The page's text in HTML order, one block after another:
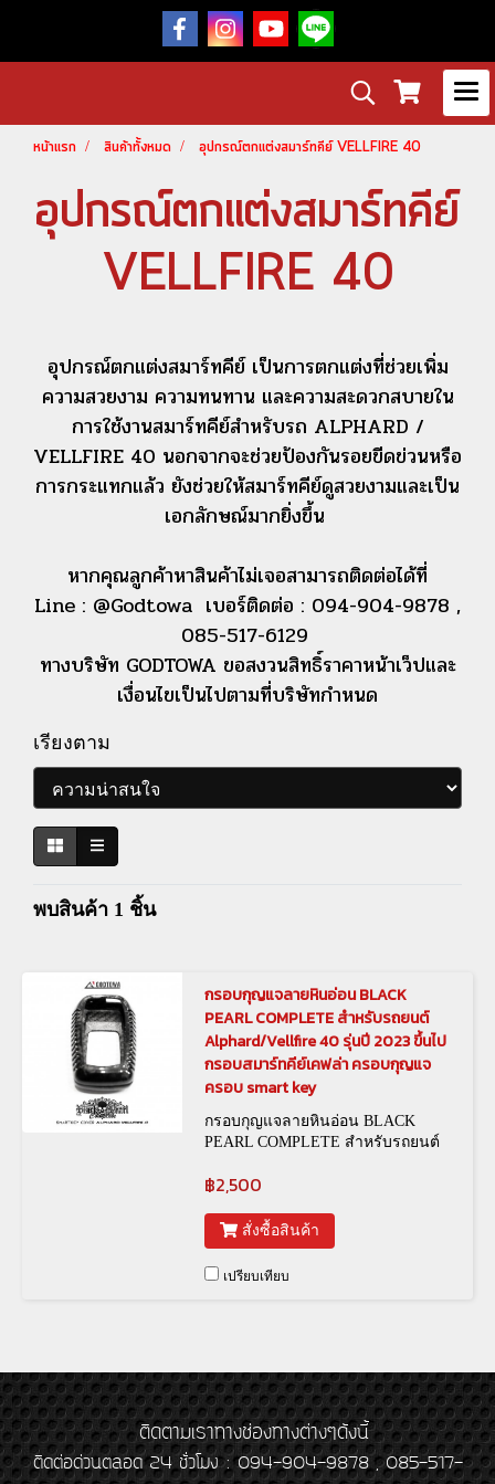
หน้าแรก สินค้าทั้งหมด อุปกรณ์ตกแต่งสมาร์ทคีย์ VELLFIRE 40
อุปกรณ์ตกแต่งสมาร์ทคีย์
VELLFIRE 40
อุปกรณ์ตกแต่งสมาร์ทคีย์ เป็นการตกแต่งที่ช่วยเพิ่ม
ความสวยงาม ความทนทาน และความสะดวกสบายใน
การใช้งานสมาร์ทคีย์สำหรับรถ ALPHARD /
VELLFIRE 40 นอกจากจะช่วยป้องกันรอยขีดข่วนหรือ
การกระแทกแล้ว ยังช่วยให้สมาร์ทคีย์ดูสวยงามและเป็น
เอกลักษณ์มากยิ่งขึ้น
หากคุณลูกค้าหาสินค้าไม่เจอสามารถติดต่อได้ที่
Line : @Godtowa เบอร์ติดต่อ : 094-904-9878 ,
085-517-6129
ทางบริษัท GODTOWA ขอสงวนสิทธิ์ราคาหน้าเว็ปและ
เงื่อนไขเป็นไปตามที่บริษัทกำหนด
เรียงตาม
พบสินค้า 1 ชิ้น
กรอบกุญแจลายหินอ่อน BLACK
PEARL COMPLETE สำหรับรถยนต์
Alphard/Vellfire 40 รุ่นปี 2023 ขึ้นไป
กรอบสมาร์ทคีย์เคฟล่า ครอบกุญแจ
ครอบ smart key
กรอบกุญแจลายหินอ่อน BLACK
PEARL COMPLETE สำหรับรถยนต์
฿2,500
สั่งซื้อสินค้า
เปรียบเทียบ
ติดตามเราทางช่องทางต่างๆดังนี้
ติดต่อด่วนตลอด 24 ชั่วโมง : 094-904-9878 , 085-517-